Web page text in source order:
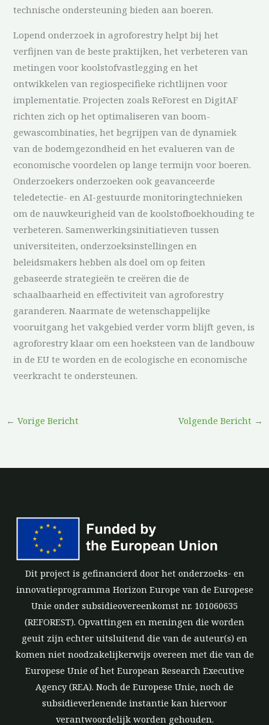
technische ondersteuning bieden aan boeren.
Lopend onderzoek in agroforestry helpt bij het
verfijnen van de beste praktijken, het verbeteren van
metingen voor koolstofvastlegging en het
ontwikkelen van regiospecifieke richtlijnen voor
implementatie. Projecten zoals ReForest en DigitAF
richten zich op het optimaliseren van boom-
gewascombinaties, het begrijpen van de dynamiek
van de bodemgezondheid en het evalueren van de
economische voordelen op lange termijn voor boeren.
Onderzoekers onderzoeken ook geavanceerde
teledetectie- en AI-gestuurde monitoringtechnieken
om de nauwkeurigheid van de koolstofboekhouding te
verbeteren. Samenwerkingsinitiatieven tussen
universiteiten, onderzoeksinstellingen en
beleidsmakers hebben als doel om op feiten
gebaseerde strategieën te creëren die de
schaalbaarheid en effectiviteit van agroforestry
garanderen. Naarmate de wetenschappelijke
vooruitgang het vakgebied verder vorm blijft geven, is
agroforestry klaar om een hoeksteen van de landbouw
in de EU te worden en de ecologische en economische
veerkracht te ondersteunen.
← Vorige Bericht Volgende Bericht →
Dit project is gefinancierd door het onderzoeks- en
innovatieprogramma Horizon Europe van de Europese
Unie onder subsidieovereenkomst nr. 101060635
(REFOREST). Opvattingen en meningen die worden
geuit zijn echter uitsluitend die van de auteur(s) en
komen niet noodzakelijkerwijs overeen met die van de
Europese Unie of het European Research Executive
Agency (REA). Noch de Europese Unie, noch de
subsidieverlenende instantie kan hiervoor
verantwoordelijk worden gehouden.